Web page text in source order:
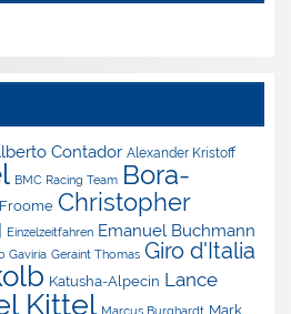
Contador Alexander Kristoff
BMC Racing Team Bora-
Christopher
Einzelzeitfahren Emanuel Buchmann
Gaviria Geraint Thomas Giro d'Italia
Katusha-Alpecin Lance
Kittel Marcus Burghardt Mark